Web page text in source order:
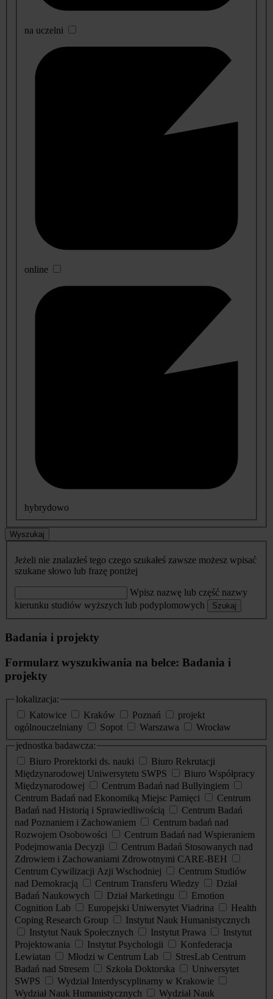
na uczelni
online
hybrydowo
Wyszukaj
Jeżeli nie znalazłeś tego czego szukałeś zawsze możesz wpisać
szukane słowo lub frazę poniżej
Wpisz nazwę lub część nazwy
kierunku studiów wyższych lub podyplomowych
Szukaj
Badania i projekty
Formularz wyszukiwania na belce: Badania i
projekty
lokalizacja:
Katowice
Kraków Poznań
projekt
ogólnouczelniany
Sopot Warszawa
Wrocław
jednostka badawcza:
Biuro Prorektorki ds. nauki
Biuro Rekrutacji
Międzynarodowej Uniwersytetu SWPS
Biuro Współpracy
Międzynarodowej
Centrum Badań nad Bullyingiem
Centrum Badań nad Ekonomiką Miejsc Pamięci
Centrum
Badań nad Historią i Sprawiedliwością
Centrum Badań
nad Poznaniem i Zachowaniem
Centrum badań nad
Rozwojem Osobowości
Centrum Badań nad Wspieraniem
Podejmowania Decyzji
Centrum Badań Stosowanych nad
Zdrowiem i Zachowaniami Zdrowotnymi CARE-BEH
Centrum Cywilizacji Azji Wschodniej
Centrum Studiów
nad Demokracją
Centrum Transferu Wiedzy
Dział
Badań Naukowych
Dział Marketingu
Emotion
Cognition Lab
Europejski Uniwersytet Viadrina
Health
Coping Research Group
Instytut Nauk Humanistycznych
Instytut Nauk Społecznych
Instytut Prawa
Instytut
Projektowania
Instytut Psychologii
Konfederacja
Lewiatan
Młodzi w Centrum Lab
StresLab Centrum
Badań nad Stresem
Szkoła Doktorska
Uniwersytet
SWPS
Wydział Interdyscyplinarny w Krakowie
Wydział Nauk Humanistycznych
Wydział Nauk